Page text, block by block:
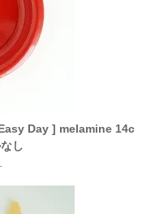
Day ] melamine 14c
し